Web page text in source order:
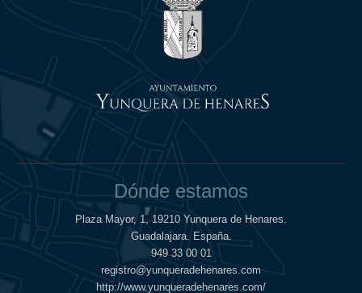
Dónde estamos
Plaza Mayor, 1, 19210 Yunquera de Henares.
Guadalajara. España.
949 33 00 01
registro@yunqueradehenares.com
http://www.yunqueradehenares.com/